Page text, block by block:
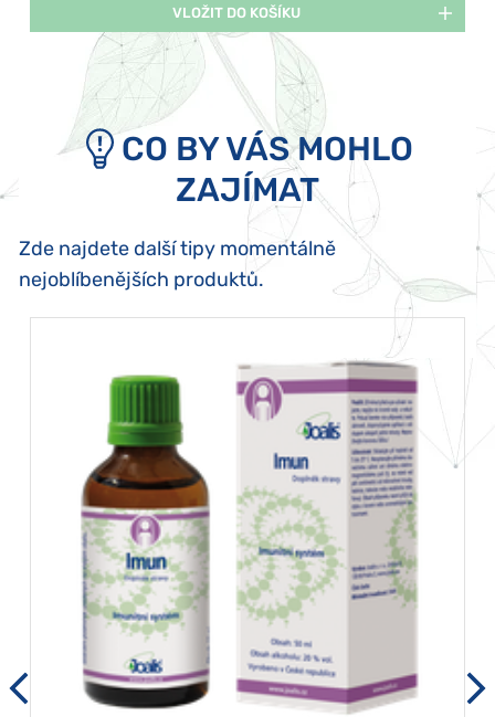
VLOŽIT DO KOŠÍKU
CO BY VÁS MOHLO
ZAJÍMAT
Zde najdete další tipy momentálně
nejoblíbenějších produktů.